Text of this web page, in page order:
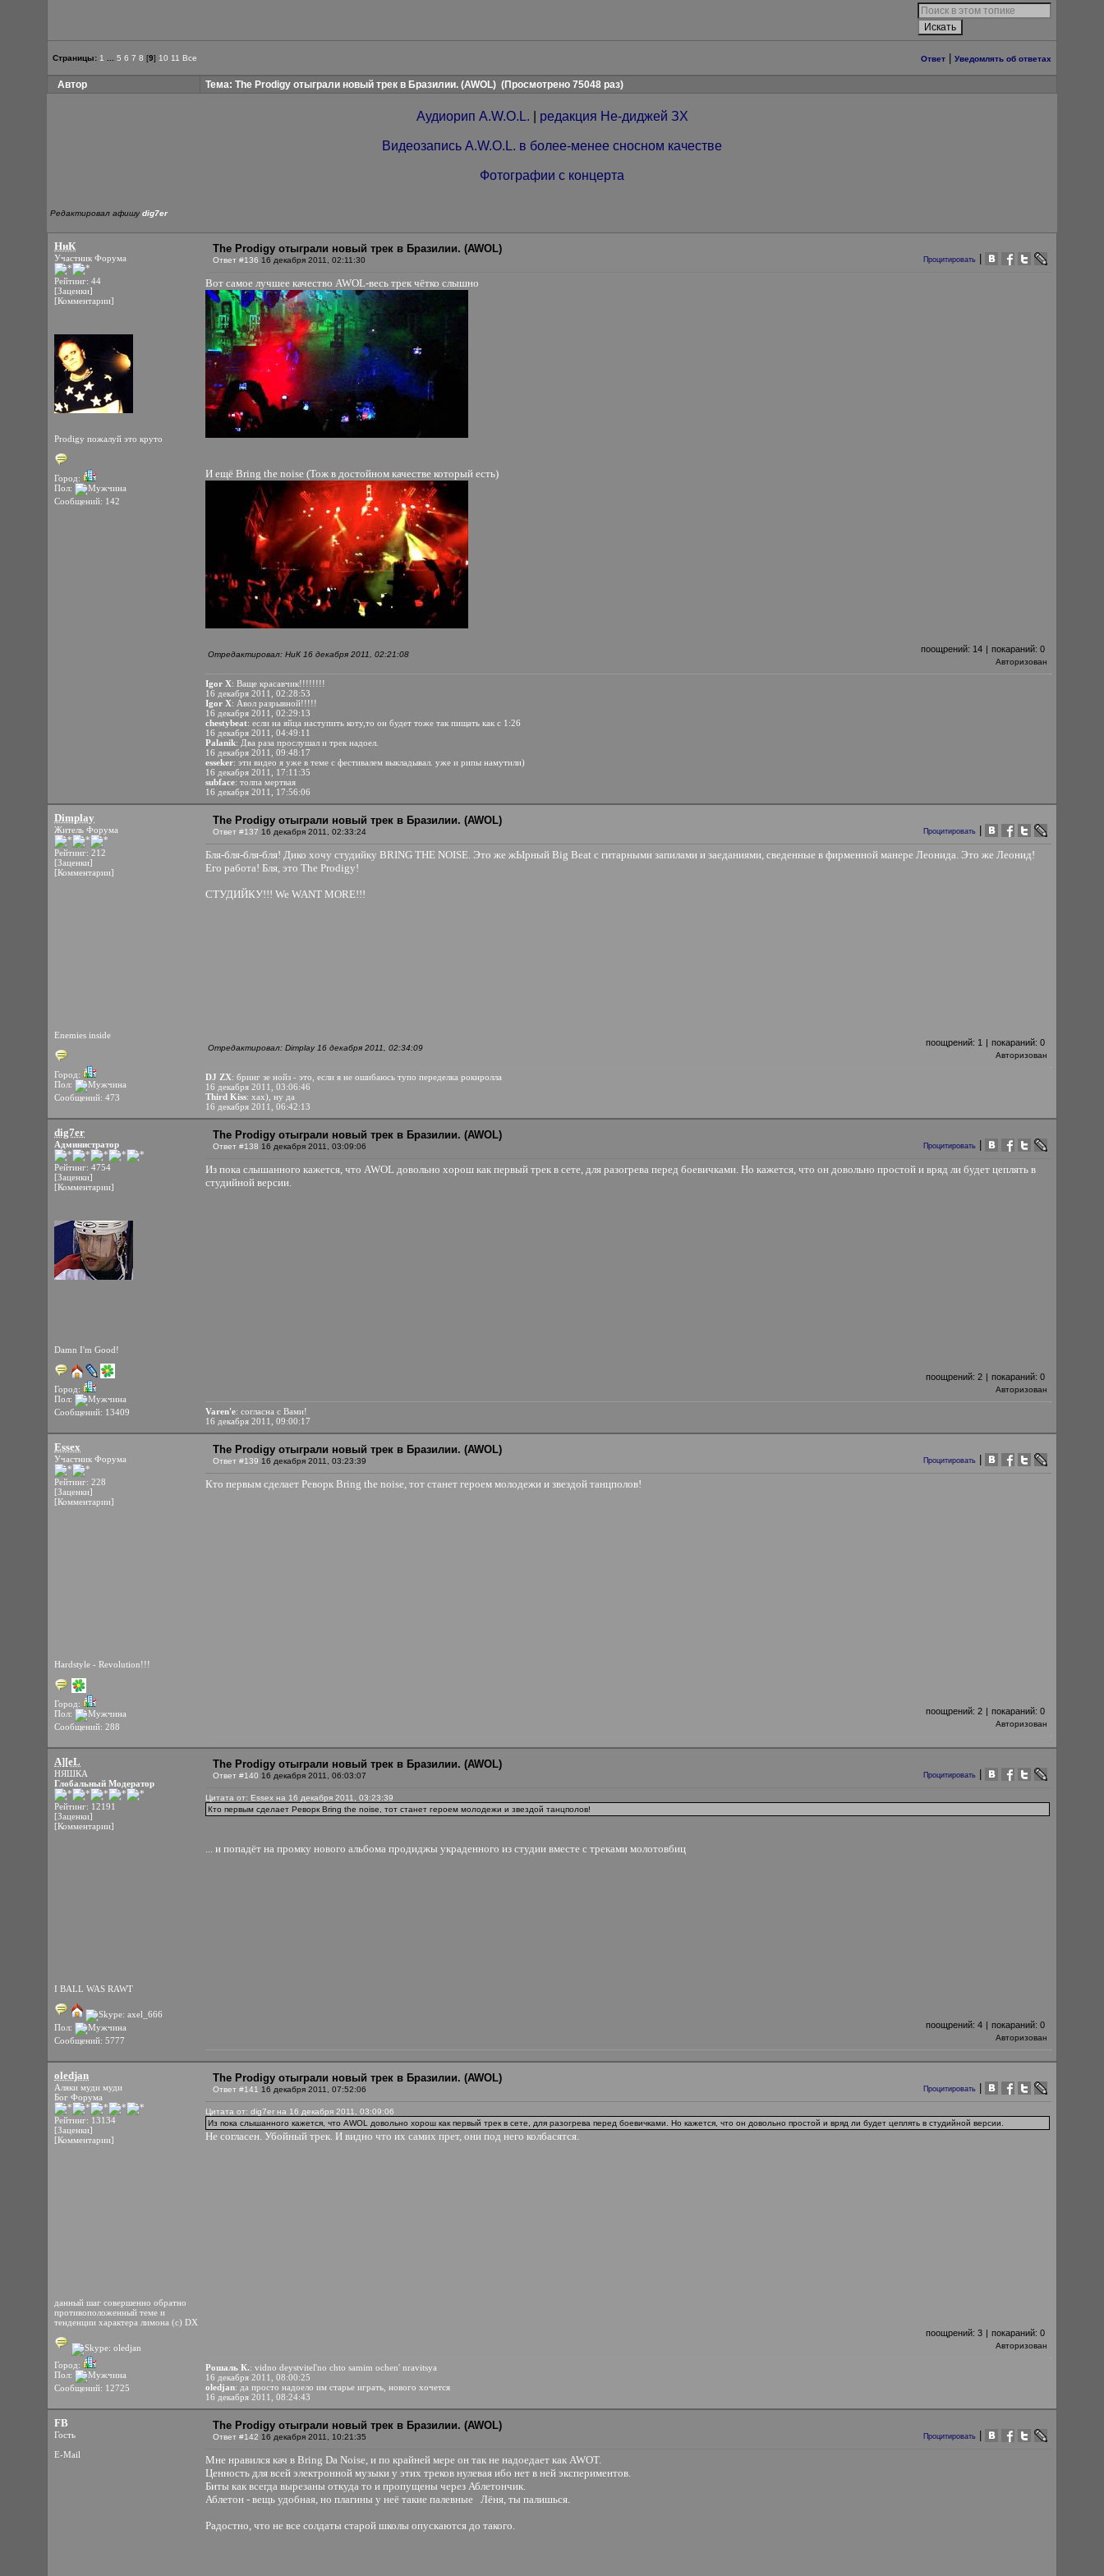
Страницы: 1 5 6 7 8 [9] 10 11 Все Ответ Уведомлять об ответах
Автор Тема: The Prodigy отыграли новый трек в Бразилии. (AWOL) (Просмотрено 75048 раз)
Аудиорип A.W.O.L. редакция Не-диджей ЗХ
Видеозапись A.W.O.L. в более-менее сносном качестве
Фотографии с концерта
Редактировал афишуdig7er
НиК
Участник Форума
Рейтинг: 44
[Заценки]
[Комментарии]
Prodigy пожалуй это круто
Город:
Пол:
Сообщений: 142
The Prodigy отыграли новый трек в Бразилии. (AWOL)
Ответ #136 16 декабря 2011, 02:11:30 Процитировать
Вот самое лучшее качество AWOL-весь трек чётко слышно
И ещё Bring the noise (Тож в достойном качестве который есть)
Отредактировал: НиК 16 декабря 2011, 02:21:08
поощрений: 14 | покараний: 0
Авторизован
Igor X: Ваще красавчик!!!!!!!!
16 декабря 2011, 02:28:53
Igor X: Авол разрывной!!!!!
16 декабря 2011, 02:29:13
chestybeat: если на яйца наступить коту,то он будет тоже так пищать как с 1:26
16 декабря 2011, 04:49:11
Palanik: Два раза прослушал и трек надоел.
16 декабря 2011, 09:48:17
esseker: эти видео я уже в теме с фестивалем выкладывал. уже и рипы намутили)
16 декабря 2011, 17:11:35
subface: толпа мертвая
16 декабря 2011, 17:56:06
Dimplay
Житель Форума
Рейтинг: 212
[Заценки]
[Комментарии]
Enemies inside
Город:
Пол:
Сообщений: 473
The Prodigy отыграли новый трек в Бразилии. (AWOL)
Ответ #137 16 декабря 2011, 02:33:24 Процитировать
Бля-бля-бля-бля! Дико хочу студийку BRING THE NOISE. Это же жЫрный Big Beat c гитарными запилами и заеданиями, сведенные в фирменной манере Леонида. Это же Леонид!
Его работа! Бля, это The Prodigy!
СТУДИЙКУ!!! We WANT MORE!!!
Отредактировал: Dimplay 16 декабря 2011, 02:34:09
поощрений: 1 | покараний: 0
Авторизован
DJ ZX: бринг зе нойз - это, если я не ошибаюсь тупо переделка рокнролла
16 декабря 2011, 03:06:46
Third Kiss: хах), ну да
16 декабря 2011, 06:42:13
dig7er
Администратор
Рейтинг: 4754
[Заценки]
[Комментарии]
Damn I'm Good!
Город:
Пол:
Сообщений: 13409
The Prodigy отыграли новый трек в Бразилии. (AWOL)
Ответ #138 16 декабря 2011, 03:09:06 Процитировать
Из пока слышанного кажется, что AWOL довольно хорош как первый трек в сете, для разогрева перед боевичками. Но кажется, что он довольно простой и вряд ли будет цеплять в
студийной версии.
поощрений: 2 | покараний: 0
Авторизован
Varen'e: согласна с Вами!
16 декабря 2011, 09:00:17
Essex
Участник Форума
Рейтинг: 228
[Заценки]
[Комментарии]
Hardstyle - Revolution!!!
Город:
Пол:
Сообщений: 288
The Prodigy отыграли новый трек в Бразилии. (AWOL)
Ответ #139 16 декабря 2011, 03:23:39 Процитировать
Кто первым сделает Реворк Bring the noise, тот станет героем молодежи и звездой танцполов!
поощрений: 2 | покараний: 0
Авторизован
A][eL
НЯШКА
Глобальный Модератор
Рейтинг: 12191
[Заценки]
[Комментарии]
I BALL WAS RAWT
Пол:
Сообщений: 5777
The Prodigy отыграли новый трек в Бразилии. (AWOL)
Ответ #140 16 декабря 2011, 06:03:07 Процитировать
Цитата от: Essex на 16 декабря 2011, 03:23:39
Кто первым сделает Реворк Bring the noise, тот станет героем молодежи и звездой танцполов!
... и попадёт на промку нового альбома продиджы украденного из студии вместе с треками молотовбиц
поощрений: 4 | покараний: 0
Авторизован
oledjan
Аляки муди муди
Бог Форума
Рейтинг: 13134
[Заценки]
[Комментарии]
данный шаг совершенно обратно
противоположенный теме и
тенденции характера лимона (с) DX
Город:
Пол:
Сообщений: 12725
The Prodigy отыграли новый трек в Бразилии. (AWOL)
Ответ #141 16 декабря 2011, 07:52:06 Процитировать
Цитата от: dig7er на 16 декабря 2011, 03:09:06
Из пока слышанного кажется, что AWOL довольно хорош как первый трек в сете, для разогрева перед боевичками. Но кажется, что он довольно простой и вряд ли будет цеплять в студийной версии.
Не согласен. Убойный трек. И видно что их самих прет, они под него колбасятся.
поощрений: 3 | покараний: 0
Авторизован
Рошаль К.: vidno deystvitel'no chto samim ochen' nravitsya
16 декабря 2011, 08:00:25
oledjan: да просто надоело им старье играть, нового хочется
16 декабря 2011, 08:24:43
FB
Гость
E-Mail
The Prodigy отыграли новый трек в Бразилии. (AWOL)
Ответ #142 16 декабря 2011, 10:21:35 Процитировать
Мне нравился кач в Bring Da Noise, и по крайней мере он так не надоедает как AWOT.
Ценность для всей электронной музыки у этих треков нулевая ибо нет в ней экспериментов.
Биты как всегда вырезаны откуда то и пропущены через Аблетончик.
Аблетон - вещь удобная, но плагины у неё такие палевные Лёня, ты палишься.
Радостно, что не все солдаты старой школы опускаются до такого.